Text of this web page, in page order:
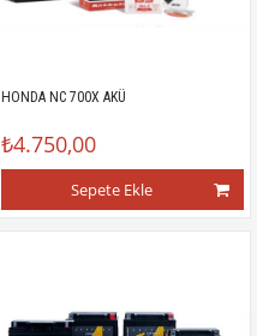
HONDA NC 700X AKÜ
₺4.750,00
Sepete Ekle